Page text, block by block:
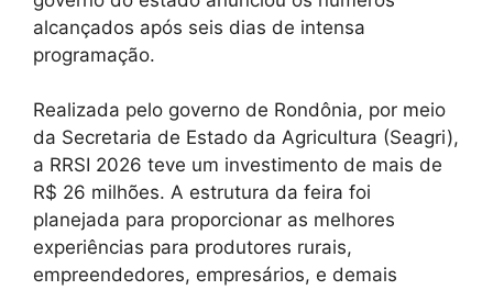
alcançados após seis dias de intensa
programação.
Realizada pelo governo de Rondônia, por meio
da Secretaria de Estado da Agricultura (Seagri),
a RRSI 2026 teve um investimento de mais de
R$ 26 milhões. A estrutura da feira foi
planejada para proporcionar as melhores
experiências para produtores rurais,
empreendedores, empresários, e demais